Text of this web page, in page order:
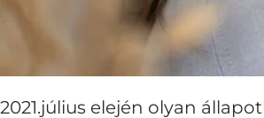
2021.július elején olyan